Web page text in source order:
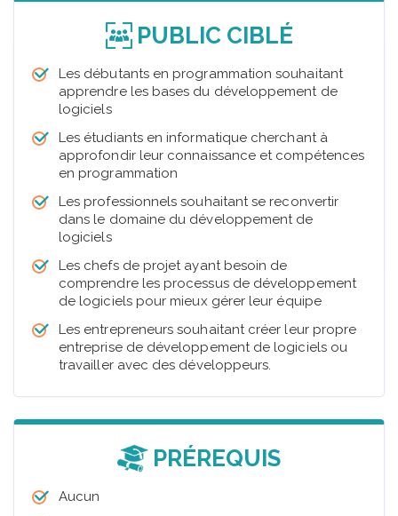
PUBLIC CIBLÉ
Les débutants en programmation souhaitant
apprendre les bases du développement de
logiciels
Les étudiants en informatique cherchant à
approfondir leur connaissance et compétences
en programmation
Les professionnels souhaitant se reconvertir
dans le domaine du développement de
logiciels
Les chefs de projet ayant besoin de
comprendre les processus de développement
de logiciels pour mieux gérer leur équipe
Les entrepreneurs souhaitant créer leur propre
entreprise de développement de logiciels ou
travailler avec des développeurs.
PRÉREQUIS
Aucun